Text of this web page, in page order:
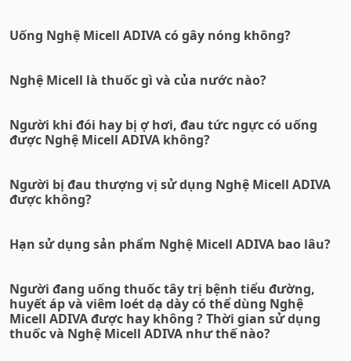
Uống Nghệ Micell ADIVA có gây nóng không?
Nghệ Micell là thuốc gì và của nước nào?
Người khi đói hay bị ợ hơi, đau tức ngực có uống
được Nghệ Micell ADIVA không?
Người bị đau thượng vị sử dụng Nghệ Micell ADIVA
được không?
Hạn sử dụng sản phẩm Nghệ Micell ADIVA bao lâu?
Người đang uống thuốc tây trị bệnh tiểu đường,
huyết áp và viêm loét dạ dày có thể dùng Nghệ
Micell ADIVA được hay không ? Thời gian sử dụng
thuốc và Nghệ Micell ADIVA như thế nào?